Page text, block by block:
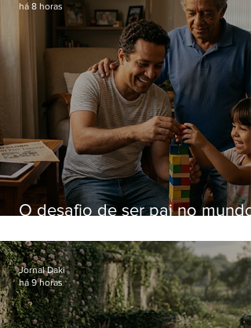
O desafio de ser pai no mundo
há 8 horas
Jornal Daki
há 9 horas